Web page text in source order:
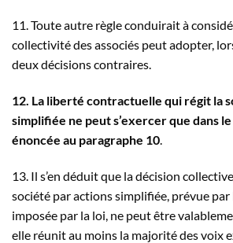
11. Toute autre règle conduirait à
collectivité des associés peut adopter,
deux décisions contraires.
12. La liberté contractuelle qui régit la
simplifiée ne peut s’exercer que dans
énoncée au paragraphe 10
13. Il s’en déduit que la décision collective
société par actions simplifiée, prévue
imposée par la loi, ne peut être
elle réunit au moins la majorité des voix